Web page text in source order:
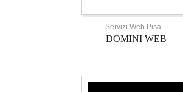
Servizi Web Pisa
DOMINI WEB